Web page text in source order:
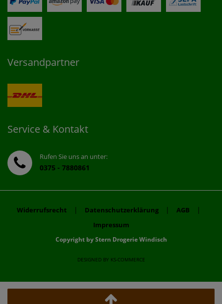
Versandpartner
Service & Kontakt
Rufen Sie uns an unter:
0375 - 7880861
Widerrufsrecht | Datenschutzerklärung | AGB |
Impressum
Copyright by Stern Drogerie Windisch
DESIGNED BY KS-COMMERCE